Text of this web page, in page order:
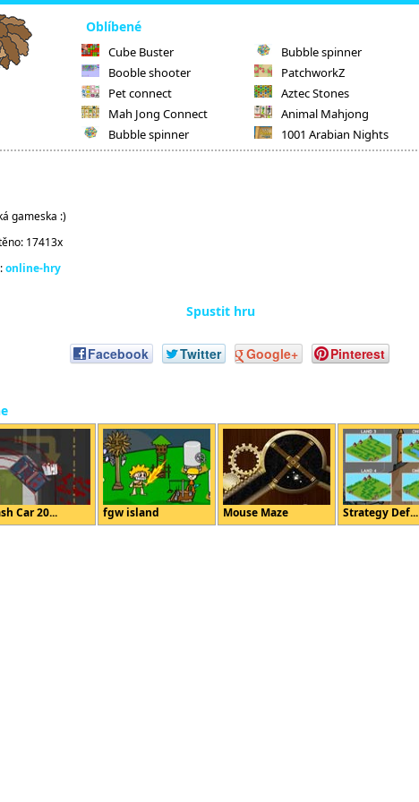
Oblíbené
Cube Buster
Booble shooter
Pet connect
Mah Jong Connect
Bubble spinner
Bubble spinner
PatchworkZ
Aztec Stones
Animal Mahjong
1001 Arabian Nights
gameska :)
17413x
online-hry
Spustit hru
Facebook Twitter Google+ Pinterest
Car 20... fgw island Mouse Maze Strategy Def...